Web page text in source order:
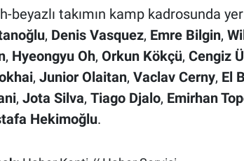
beyazlı takımın kamp kadrosunda
, Denis Vasquez, Emre Bilgin,
, Hyeongyu Oh, Orkun Kökçü, Cengiz
, Junior Olaitan, Vaclav Cerny, El
, Jota Silva, Tiago Djalo, Emirhan
Hekimoğlu.